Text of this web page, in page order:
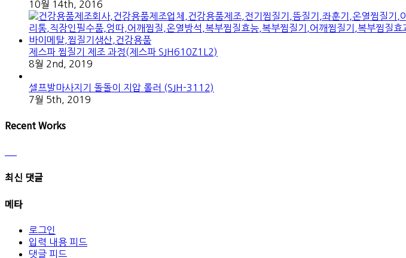
10월 14th, 2016
제스파 찜질기 제조 과정(제스파 SJH610Z1L2)
8월 2nd, 2019
셀프발마사지기 돌돌이 지압 롤러 (SJH-3112)
7월 5th, 2019
Recent Works
최신 댓글
메타
로그인
입력 내용 피드
댓글 피드